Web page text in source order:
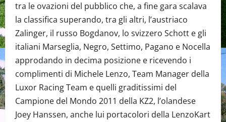
tra le ovazioni del pubblico che, a fine gara scalava
la classifica superando, tra gli altri, l’austriaco
Zalinger, il russo Bogdanov, lo svizzero Schott e gli
italiani Marseglia, Negro, Settimo, Pagano e Nocella
approdando in decima posizione e ricevendo i
complimenti di Michele Lenzo, Team Manager della
Luxor Racing Team e quelli graditissimi del
Campione del Mondo 2011 della KZ2, l’olandese
Joey Hanssen, anche lui portacolori della LenzoKart